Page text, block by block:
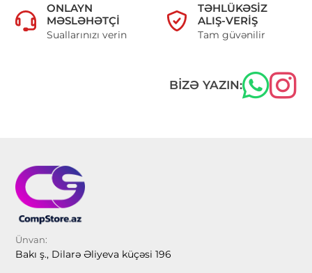
ONLAYN
MƏSLƏHƏTÇI
Suallarınızı verin
TƏHLÜKƏSIZ
ALIŞ-VERIŞ
Tam güvənilir
BIZƏ YAZIN:
Ünvan:
Bakı ş., Dilarə Əliyeva küçəsi 196